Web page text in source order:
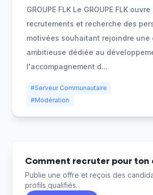
GROUPE FLK Le GROUPE FLK
recrutements et recherche des
motivées souhaitant rejoindre une
ambitieuse dédiée au
l'accompagnement d...
#Serveur Communautaire
#Modération
Comment recruter pour ton
Publie une offre et reçois des
profils qualifiés.